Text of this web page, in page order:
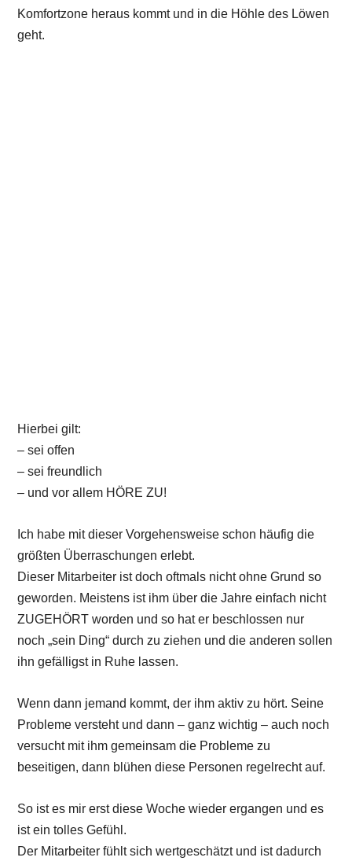
Komfortzone heraus kommt und in die Höhle des Löwen
geht.
Hierbei gilt:
– sei offen
– sei freundlich
– und vor allem HÖRE ZU!
Ich habe mit dieser Vorgehensweise schon häufig die
größten Überraschungen erlebt.
Dieser Mitarbeiter ist doch oftmals nicht ohne Grund so
geworden. Meistens ist ihm über die Jahre einfach nicht
ZUGEHÖRT worden und so hat er beschlossen nur
noch „sein Ding“ durch zu ziehen und die anderen sollen
ihn gefälligst in Ruhe lassen.
Wenn dann jemand kommt, der ihm aktiv zu hört. Seine
Probleme versteht und dann – ganz wichtig – auch noch
versucht mit ihm gemeinsam die Probleme zu
beseitigen, dann blühen diese Personen regelrecht auf.
So ist es mir erst diese Woche wieder ergangen und es
ist ein tolles Gefühl.
Der Mitarbeiter fühlt sich wertgeschätzt und ist dadurch